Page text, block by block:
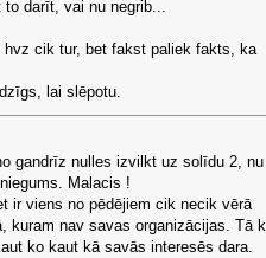
darīt, vai nu negrib...
hvz cik tur, bet fakst paliek fakts, ka
lai slēpotu.
gandrīz nulles izvilkt uz solīdu 2, nu
Malacis !
ir viens no pēdējiem cik necik vērā
kuram nav savas organizācijas. Tā
ko kaut kā savās interesēs dara.